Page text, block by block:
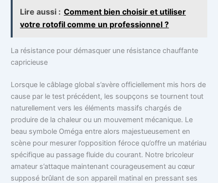
Lire aussi : Comment bien choisir et utiliser
votre rotofil comme un professionnel ?
La résistance pour démasquer une résistance chauffante
capricieuse
Lorsque le câblage global s’avère officiellement mis hors de
cause par le test précédent, les soupçons se tournent tout
naturellement vers les éléments massifs chargés de
produire de la chaleur ou un mouvement mécanique. Le
beau symbole Oméga entre alors majestueusement en
scène pour mesurer l’opposition féroce qu’offre un matériau
spécifique au passage fluide du courant. Notre bricoleur
amateur s’attaque maintenant courageusement au cœur
supposé brûlant de son appareil matinal en pressant ses